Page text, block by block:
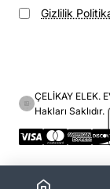
Gizlilik
ÇELİKAY ELEK.
Hakları Saklıdır.